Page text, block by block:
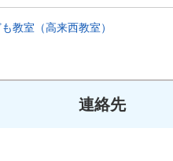
教室（高来西教室）
連絡先